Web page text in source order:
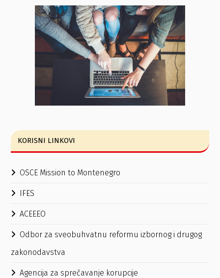
KORISNI LINKOVI
OSCE Mission to Montenegro
IFES
ACEEEO
Odbor za sveobuhvatnu reformu izbornog i drugog
zakonodavstva
Agencija za sprečavanje korupcije